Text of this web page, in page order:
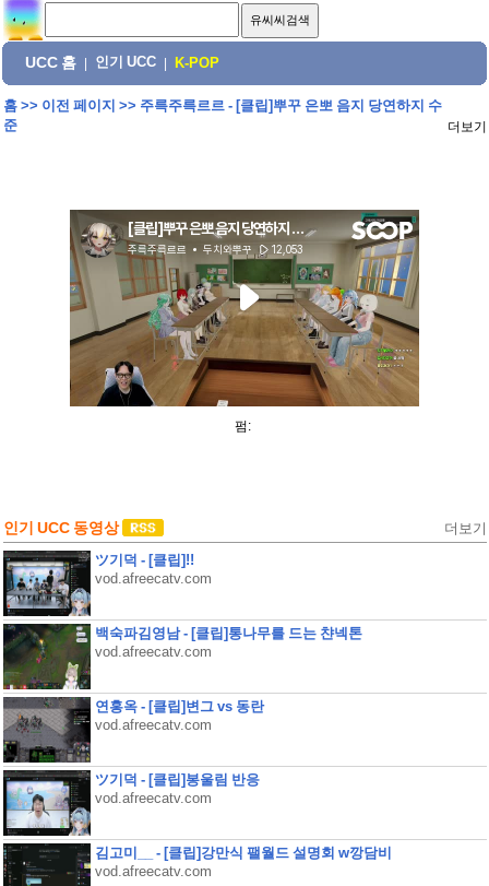
UCC 홈 인기 UCC K-POP
홈>> 이전 페이지 >> 주륵주륵르르 - [클립]뿌꾸 은뽀 음지 당연하지 수
준
더보기
펌:
인기 UCC 동영상 더보기
ツ기덕 - [클립]!!
vod.afreecatv.com
백숙파김영남 - [클립]통나무를 드는 챤넥톤
vod.afreecatv.com
연홍옥 - [클립]변그 vs 동란
vod.afreecatv.com
ツ기덕 - [클립]봉울림 반응
vod.afreecatv.com
김고미__ - [클립]강만식 팰월드 설명회 w깡담비
vod.afreecatv.com